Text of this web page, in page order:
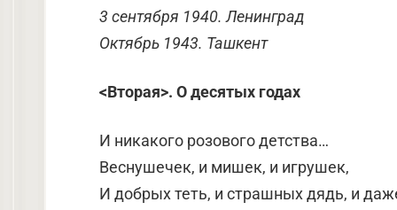
3 сентября 1940. Ленинград
Октябрь 1943. Ташкент
<Вторая>. О десятых годах
И никакого розового детства…
Веснушечек, и мишек, и игрушек,
И добрых теть, и страшных дядь, и